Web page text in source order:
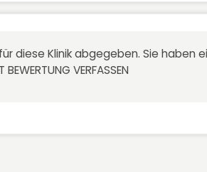
diese Klinik abgegeben. Sie
BEWERTUNG VERFASSEN